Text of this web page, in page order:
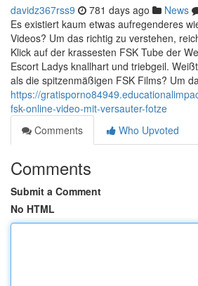
davidz367rss9 781 days ago News
Es existiert kaum etwas aufregenderes
Videos? Um das richtig zu verstehen,
Klick auf der krassesten FSK Tube der
Escort Ladys knallhart und triebgeil.
als die spitzenmäßigen FSK Films? Um
https://
fsk-online-video-mit-versauter-fotze
Comments
Who Upvoted
Comments
Submit a Comment
No HTML